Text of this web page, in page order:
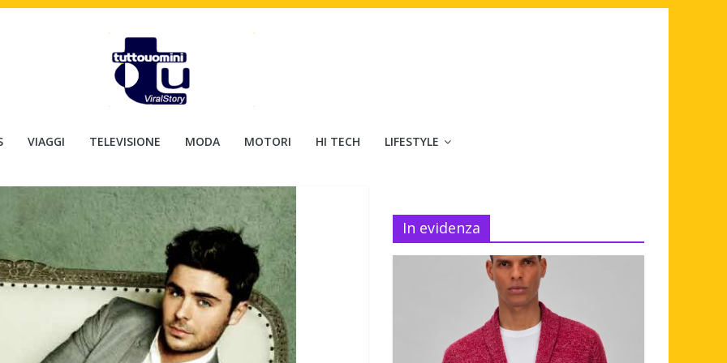
VIAGGI TELEVISIONE MODA MOTORI HI TECH LIFESTYLE
In evidenza